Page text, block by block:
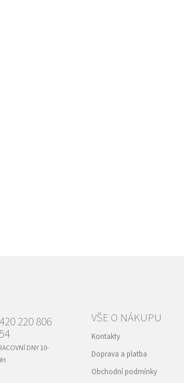
220 806
DNY 10-
VŠE O NÁKUPU
Kontakty
Doprava a platba
Obchodní podmínky